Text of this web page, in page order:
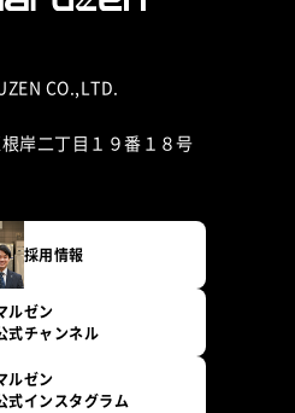
CO.,LTD.
岸二丁目１９番１８号
採用情報
ルゼン
式チャンネル
ルゼン
式インスタグラム